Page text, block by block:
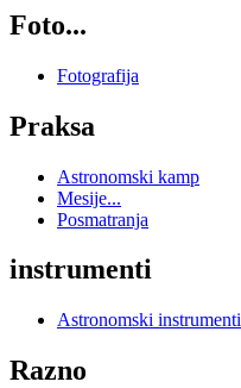
Foto...
Fotografija
Praksa
Astronomski kamp
Mesije...
Posmatranja
instrumenti
Astronomski instrumenti
Razno